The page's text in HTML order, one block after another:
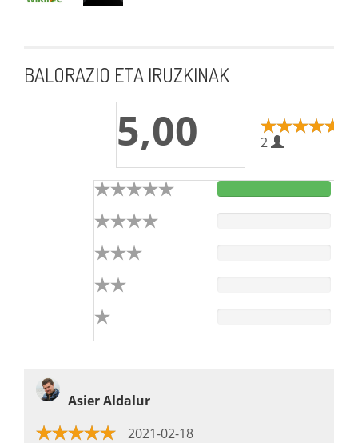
BALORAZIO ETA IRUZKINAK
5,00 2
Asier Aldalur
2021-02-18